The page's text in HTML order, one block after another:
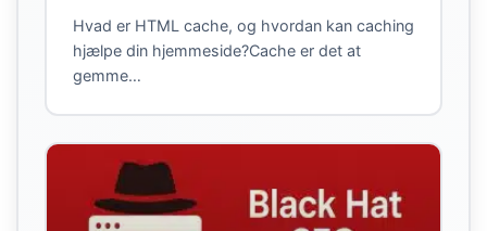
Hvad er HTML cache, og hvordan kan caching
hjælpe din hjemmeside?Cache er det at
gemme…